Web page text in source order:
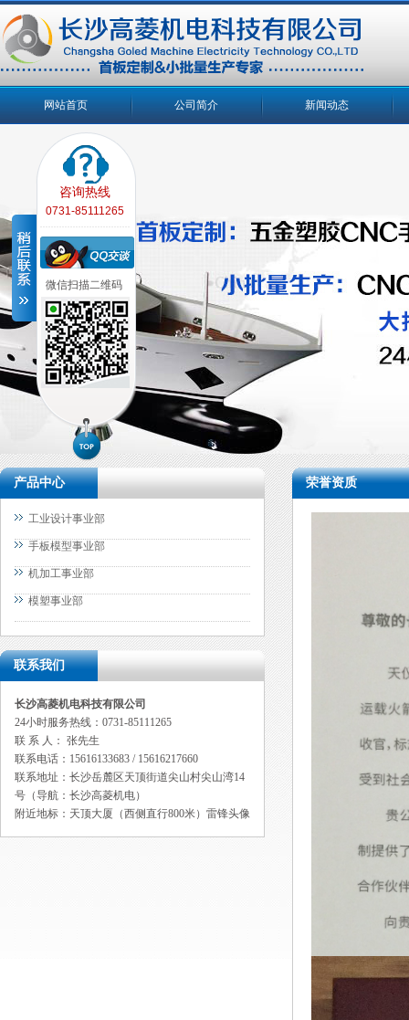
网站首页 公司简介 新闻动态
产品中心
工业设计事业部
手板模型事业部
机加工事业部
模塑事业部
联系我们
长沙高菱机电科技有限公司
24小时服务热线：0731-85111265
联 系 人： 张先生
联系电话：15616133683 / 15616217660
联系地址：长沙岳麓区天顶街道尖山村尖山湾14
号（导航：长沙高菱机电）
附近地标：天顶大厦（西侧直行800米）雷锋头像
荣誉资质
咨询热线
0731-85111265
微信扫描二维码